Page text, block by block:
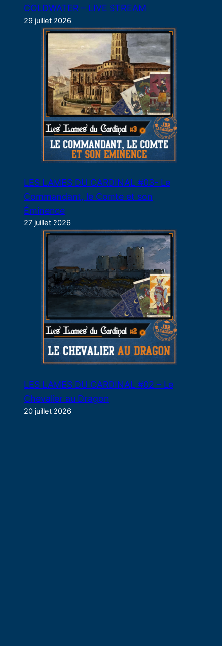
COLDWATER – LIVE STREAM
29 juillet 2026
LES LAMES DU CARDINAL #03- Le
Commandant, le Comte et son
Éminence
27 juillet 2026
LES LAMES DU CARDINAL #02 – Le
Chevalier au Dragon
20 juillet 2026